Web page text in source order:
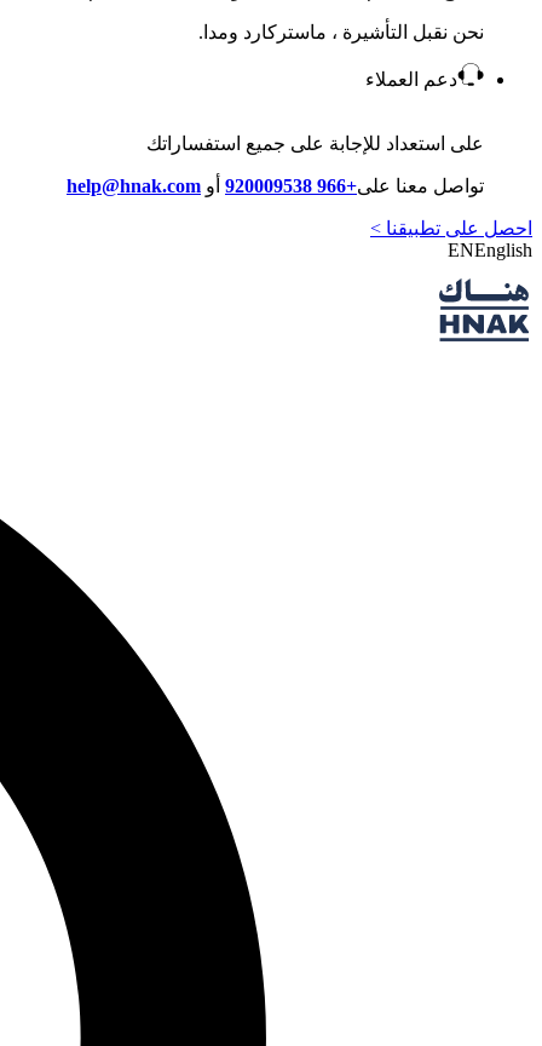
نحن نقبل التأشيرة ، ماستركارد ومدا.
دعم العملاء
على استعداد للإجابة على جميع استفساراتك
تواصل معنا على+966 920009538 أو help@hnak.com
احصل على تطبيقنا >
ENEnglish